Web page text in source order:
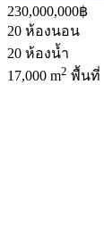
230,000,000฿
20 ห้องนอน
20 ห้องน้ำ
17,000 m2 พื้นที่